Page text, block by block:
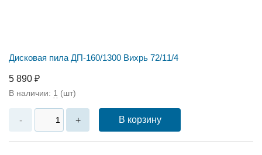
Дисковая пила ДП-160/1300 Вихрь 72/11/4
5 890 ₽
В наличии: 1 (шт)
- + В корзину